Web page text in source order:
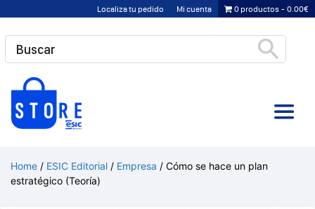
contenido
Localiza tu pedido Mi cuenta 0 productos 0.00€
Home / ESIC Editorial / Empresa / Cómo se hace un plan
estratégico (Teoría)